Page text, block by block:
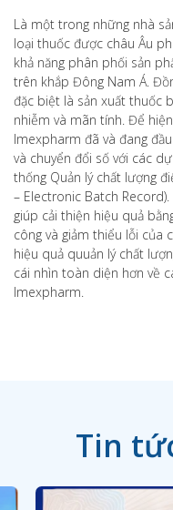
Là một trong những nhà
loại thuốc được châu Âu
khả năng phân phối sản
trên khắp Đông Nam Á.
đặc biệt là sản xuất thuốc
nhiễm và mãn tính. Để
Imexpharm đã và đang
và chuyển đổi số với các
thống Quản lý chất lượng
– Electronic Batch
giúp cải thiện hiệu quả
công và giảm thiểu lỗi của
hiệu quả quuản lý chất
cái nhìn toàn diện hơn về
Imexpharm.
Tin